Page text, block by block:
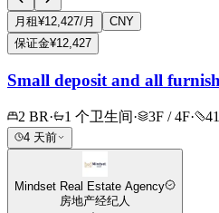
月租¥12,427/月
CNY
保证金¥12,427
Small deposit and all
2 BR· 1 个卫生间· 3F / 4F·
4 天前
Mindset Real Estate Agency
房地产经纪人